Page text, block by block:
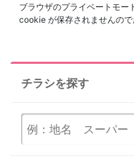
ブラウザのプライベートモー
cookie が保存されませんので
チラシを探す